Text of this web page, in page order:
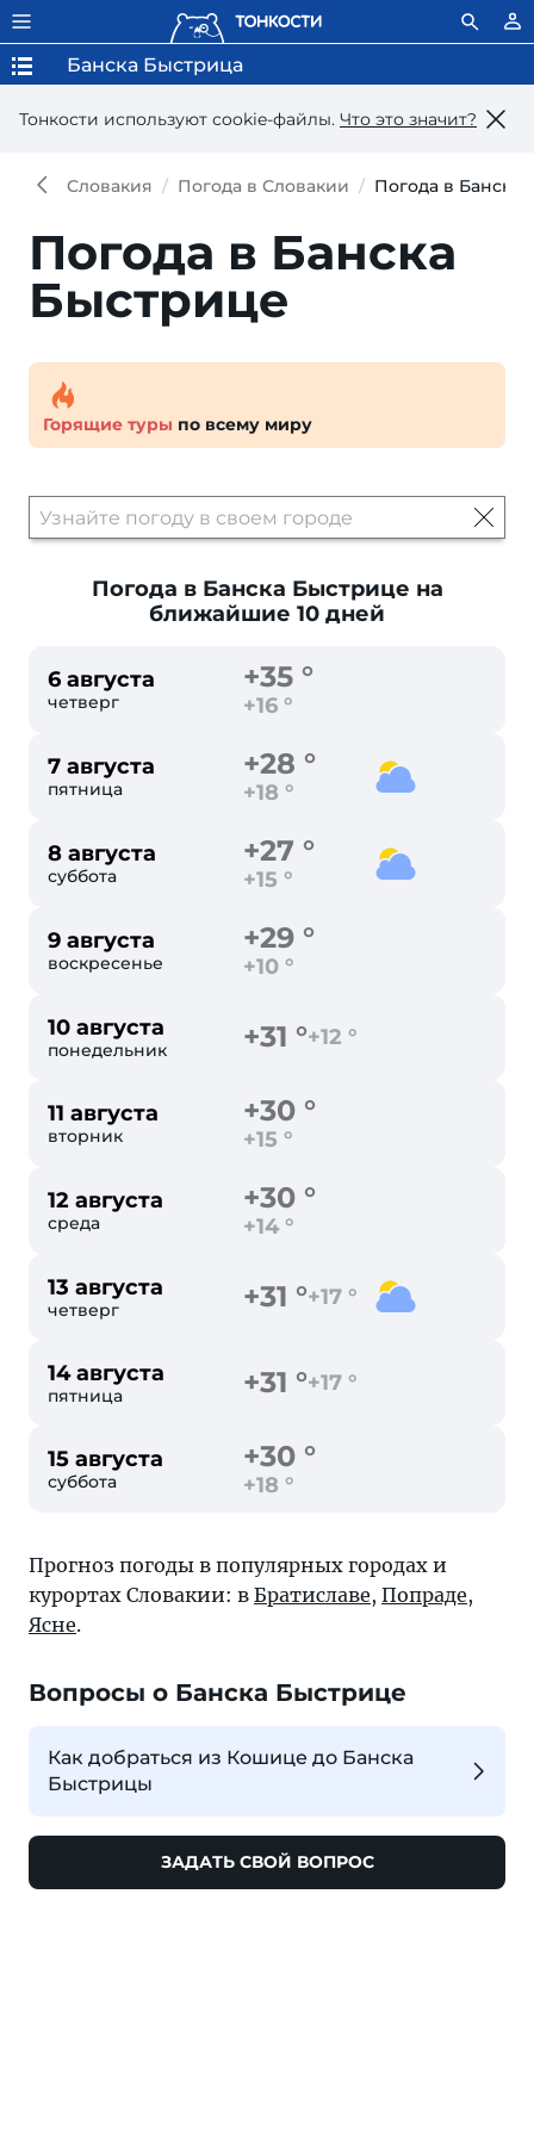
Тонкости используют сookie-файлы. Что это значит?
Банска Быстрица
Словакия Погода в Словакии Погода в Банска
Погода в Банска
Быстрице
Горящие туры по всему миру
Погода в Банска Быстрице на
ближайшие 10 дней
6 августа
четверг
+35 °
+16 °
7 августа
пятница
+28 °
+18 °
8 августа
суббота
+27 °
+15 °
9 августа
воскресенье
+29 °
+10 °
10 августа
понедельник +31 °+12 °
11 августа
вторник
+30 °
+15 °
12 августа
среда
+30 °
+14 °
13 августа
четверг +31 °+17 °
14 августа
пятница +31 °+17 °
15 августа
суббота
+30 °
+18 °
Прогноз погоды в популярных городах и
курортах Словакии: в Братиславе, Попраде,
Ясне.
Вопросы о Банска Быстрице
Как добраться из Кошице до Банска
Быстрицы
ЗАДАТЬ СВОЙ ВОПРОС